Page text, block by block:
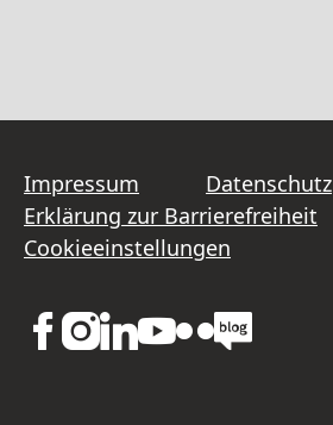
Impressum
Datenschutz
Erklärung zur Barrierefreiheit
Cookieeinstellungen